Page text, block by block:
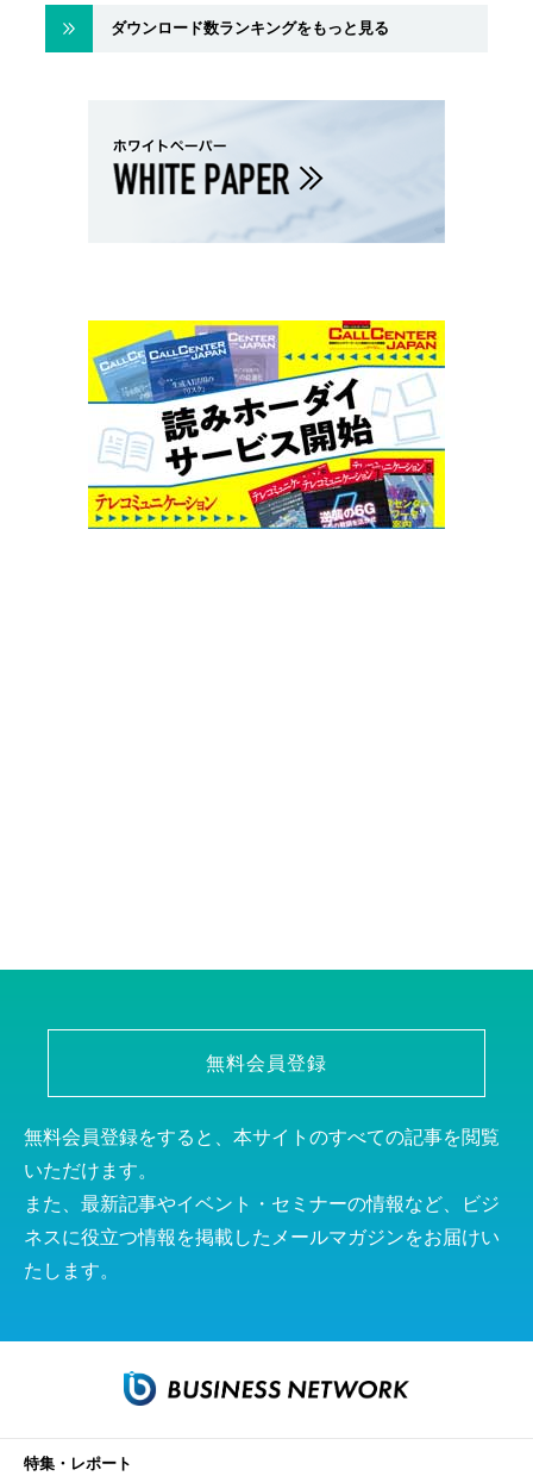
ダウンロード数ランキングをもっと見る
無料会員登録
無料会員登録をすると、本サイトのすべての記事を閲覧
いただけます。
また、最新記事やイベント・セミナーの情報など、ビジ
ネスに役立つ情報を掲載したメールマガジンをお届けい
たします。
特集・レポート